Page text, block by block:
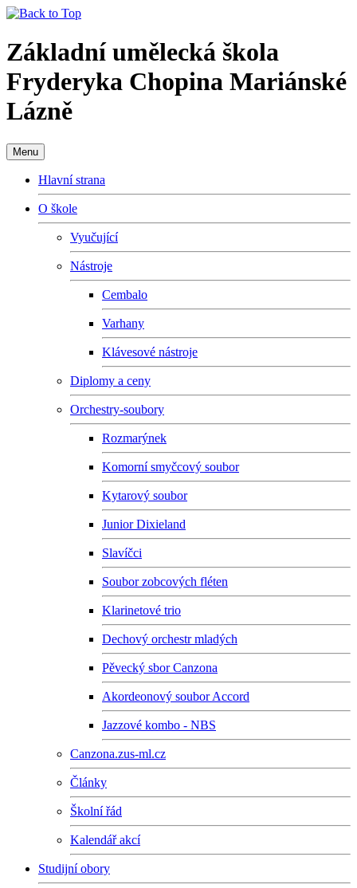
Základní umělecká škola
Fryderyka Chopina Mariánské
Lázně
Menu
Hlavní strana
O škole
Vyučující
Nástroje
Cembalo
Varhany
Klávesové nástroje
Diplomy a ceny
Orchestry-soubory
Rozmarýnek
Komorní smyčcový soubor
Kytarový soubor
Junior Dixieland
Slavíčci
Soubor zobcových fléten
Klarinetové trio
Dechový orchestr mladých
Pěvecký sbor Canzona
Akordeonový soubor Accord
Jazzové kombo - NBS
Canzona.zus-ml.cz
Články
Školní řád
Kalendář akcí
Studijní obory